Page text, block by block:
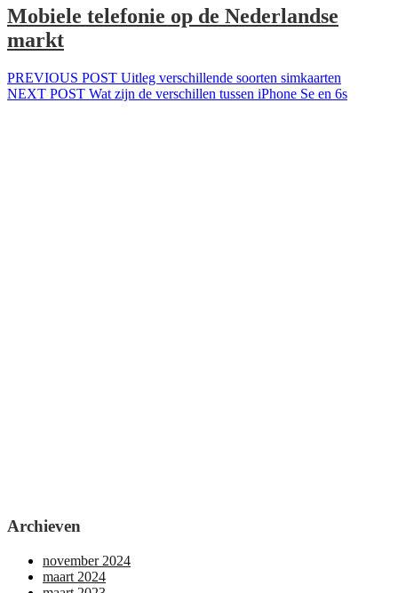
Mobiele telefonie op de Nederlandse
markt
Bericht
navigatie
PREVIOUS POST Previous
post:
Uitleg verschillende soorten simkaarten
NEXT POST Next
Wat zijn de verschillen tussen iPhone Se en 6s
Archieven
november 2024
maart 2024